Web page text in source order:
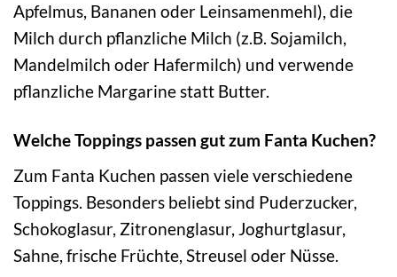
Apfelmus, Bananen oder Leinsamenmehl), die
Milch durch pflanzliche Milch (z.B. Sojamilch,
Mandelmilch oder Hafermilch) und verwende
pflanzliche Margarine statt Butter.
Welche Toppings passen gut zum Fanta Kuchen?
Zum Fanta Kuchen passen viele verschiedene
Toppings. Besonders beliebt sind Puderzucker,
Schokoglasur, Zitronenglasur, Joghurtglasur,
Sahne, frische Früchte, Streusel oder Nüsse.